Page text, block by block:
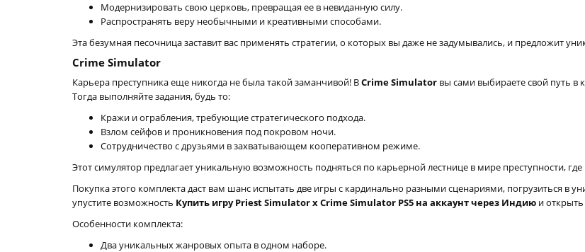
Модернизировать свою церковь, превращая ее в невиданную силу.
Распространять веру необычными и креативными способами.
Эта безумная песочница заставит вас применять стратегии, о которых вы даже не задумывались, и предложит
Crime Simulator
Карьера преступника еще никогда не была такой заманчивой! ВCrime Simulator вы сами выбираете свой путь в
Тогда выполняйте задания, будь то:
Кражи и ограбления, требующие стратегического подхода.
Взлом сейфов и проникновения под покровом ночи.
Сотрудничество с друзьями в захватывающем кооперативном режиме.
Этот симулятор предлагает уникальную возможность подняться по карьерной лестнице в мире преступности,
Покупка этого комплекта даст вам шанс испытать две игры с кардинально разными сценариями, погрузиться в
упустите возможность Купить игру Priest Simulator x Crime Simulator PS5 на аккаунт через Индию и
Особенности комплекта:
Два уникальных жанровых опыта в одном наборе.